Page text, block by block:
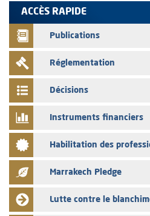
L’AMMC met sur son site internet les
émetteurs en date du 5 août 2026
04/08/2026
L’AMMC met sur son site internet les
émetteurs en date du 4 août 2026
Saham Bank – Mise à jour annuelle
03/08/2026
L’AMMC met sur son site internet les
émetteurs en date du 3 août 2026
03/08/2026
Liste des agréments et visas
mois de juillet 2026
ACCÈS RAPIDE
Publications
Réglementation
Décisions
Instruments financiers
Habilitation des
Marrakech Pledge
Lutte contre le